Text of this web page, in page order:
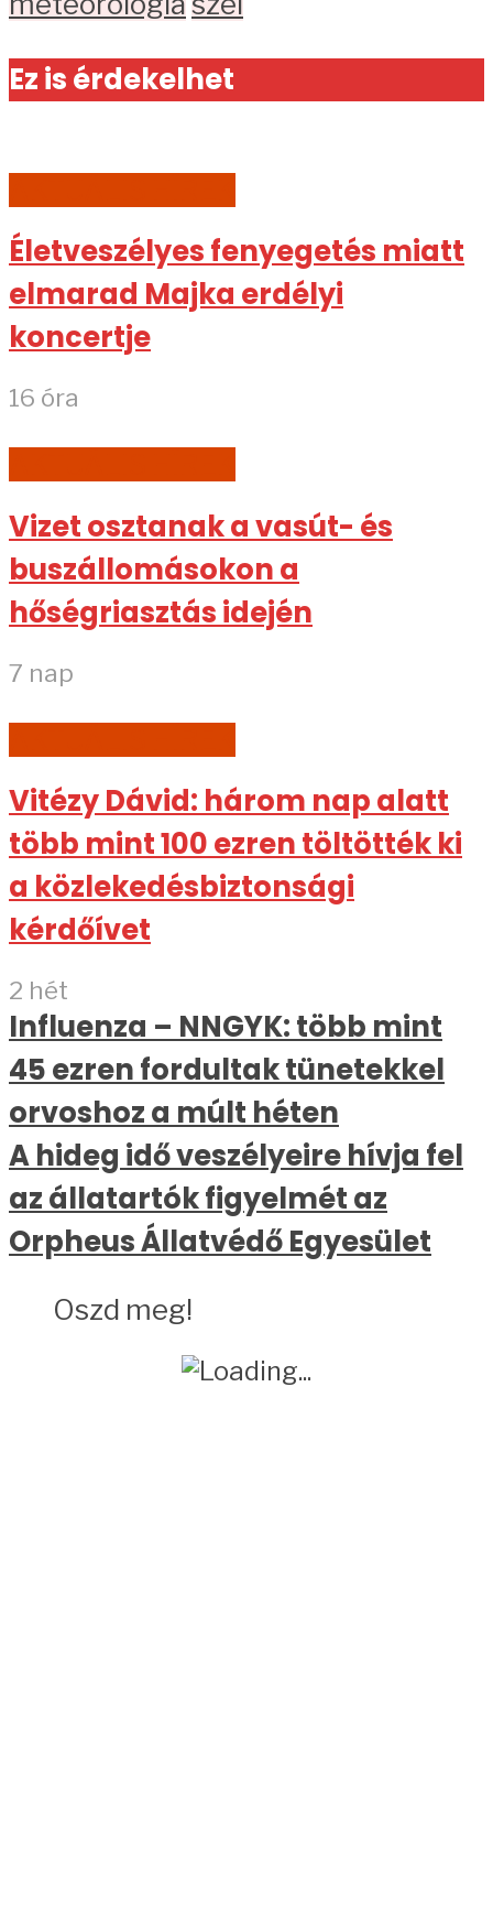
Ez is érdekelhet
Életveszélyes fenyegetés miatt
elmarad Majka erdélyi
koncertje
16 óra
Vizet osztanak a vasút- és
buszállomásokon a
hőségriasztás idején
7 nap
Vitézy Dávid: három nap alatt
több mint 100 ezren töltötték ki
a közlekedésbiztonsági
kérdőívet
2 hét
Influenza – NNGYK: több mint
45 ezren fordultak tünetekkel
orvoshoz a múlt héten
A hideg idő veszélyeire hívja fel
az állatartók figyelmét az
Orpheus Állatvédő Egyesület
Oszd meg!